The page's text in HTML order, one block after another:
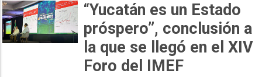
“Yucatán es un Estado
próspero”, conclusión a
la que se llegó en el XIV
Foro del IMEF